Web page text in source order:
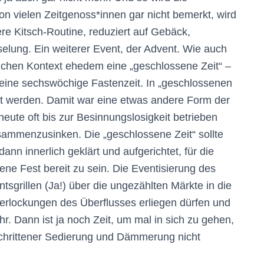
vielen Zeitgenoss*innen gar nicht bemerkt, wird
Kitsch-Routine, reduziert auf Gebäck,
Ein weiterer Event, der Advent. Wie auch
Kontext ehedem eine „geschlossene Zeit“ –
sechswöchige Fastenzeit. In „geschlossenen
werden. Damit war eine etwas andere Form der
oft bis zur Besinnungslosigkeit betrieben
Die „geschlossene Zeit“ sollte
innerlich geklärt und aufgerichtet, für die
Fest bereit zu sein. Die Eventisierung des
(Ja!) über die ungezählten Märkte in die
des Überflusses erliegen dürfen und
Dann ist ja noch Zeit, um mal in sich zu gehen,
Sedierung und Dämmerung nicht